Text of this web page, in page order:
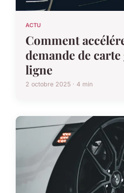
ACTU
Comment
demande de
ligne
2 octobre 2025 · 4 min